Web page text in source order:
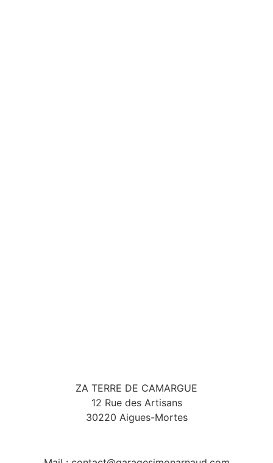
ZA TERRE DE CAMARGUE
12 Rue des Artisans
30220 Aigues-Mortes